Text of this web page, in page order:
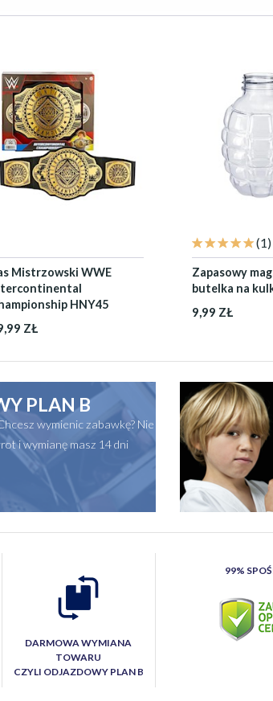
Mistrzowski WWE
HNY45
ZŁ
(1)
Zapasowy
butelka na
9,99 ZŁ
PLAN B
wymienic zabawkę? Nie
i wymianę masz 14 dni
DARMOWA WYMIANA
TOWARU
CZYLI ODJAZDOWY PLAN B
99%